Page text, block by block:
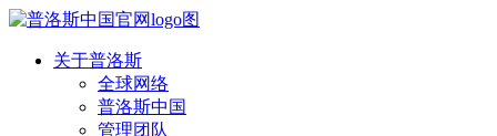
关于普洛斯
全球网络
普洛斯中国
管理团队